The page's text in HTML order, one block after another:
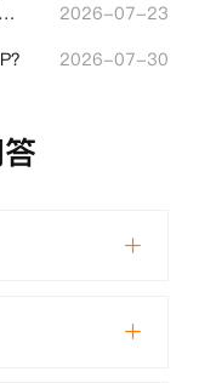
免费测试额度怎么领取？SmartProxy试用产品完整体验指引
2026-07-23
2026-07-30